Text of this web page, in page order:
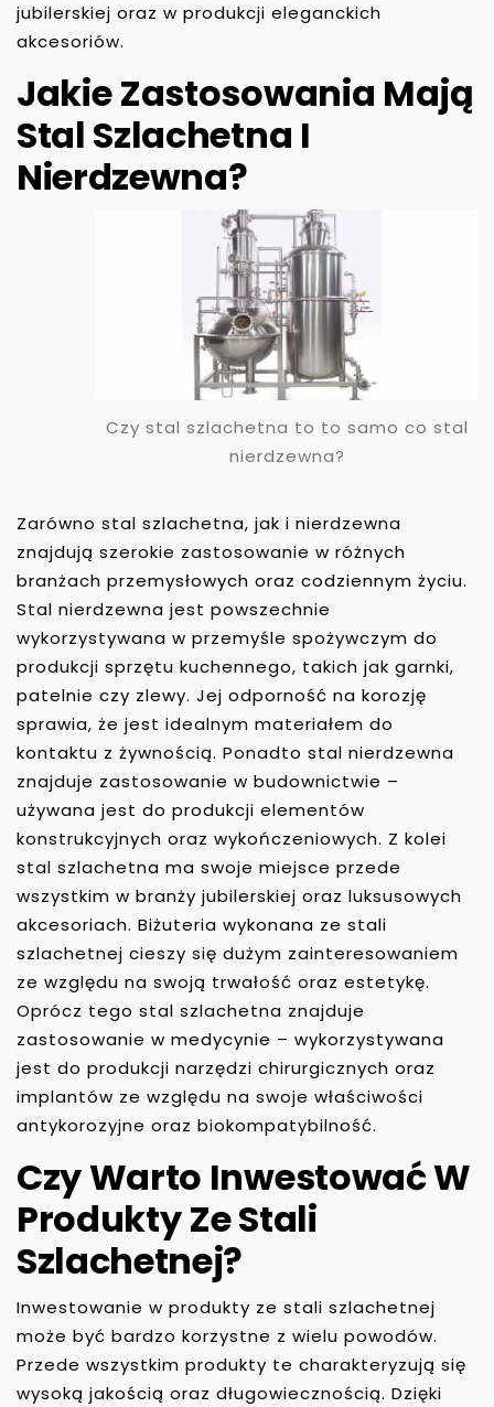
jubilerskiej oraz w produkcji eleganckich
akcesoriów.
Jakie Zastosowania Mają
Stal Szlachetna I
Nierdzewna?
Czy stal szlachetna to to samo co stal
nierdzewna?
Zarówno stal szlachetna, jak i nierdzewna
znajdują szerokie zastosowanie w różnych
branżach przemysłowych oraz codziennym życiu.
Stal nierdzewna jest powszechnie
wykorzystywana w przemyśle spożywczym do
produkcji sprzętu kuchennego, takich jak garnki,
patelnie czy zlewy. Jej odporność na korozję
sprawia, że jest idealnym materiałem do
kontaktu z żywnością. Ponadto stal nierdzewna
znajduje zastosowanie w budownictwie –
używana jest do produkcji elementów
konstrukcyjnych oraz wykończeniowych. Z kolei
stal szlachetna ma swoje miejsce przede
wszystkim w branży jubilerskiej oraz luksusowych
akcesoriach. Biżuteria wykonana ze stali
szlachetnej cieszy się dużym zainteresowaniem
ze względu na swoją trwałość oraz estetykę.
Oprócz tego stal szlachetna znajduje
zastosowanie w medycynie – wykorzystywana
jest do produkcji narzędzi chirurgicznych oraz
implantów ze względu na swoje właściwości
antykorozyjne oraz biokompatybilność.
Czy Warto Inwestować W
Produkty Ze Stali
Szlachetnej?
Inwestowanie w produkty ze stali szlachetnej
może być bardzo korzystne z wielu powodów.
Przede wszystkim produkty te charakteryzują się
wysoką jakością oraz długowiecznością. Dzięki